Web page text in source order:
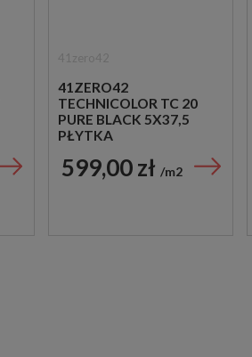
41ZERO42
TECHNICOLOR TC 20
PURE BLACK 5X37,5
PŁYTKA
599,00 zł m2